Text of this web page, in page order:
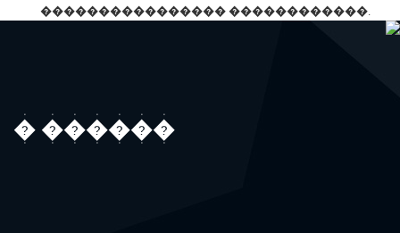
���������������� ������������.
� ������